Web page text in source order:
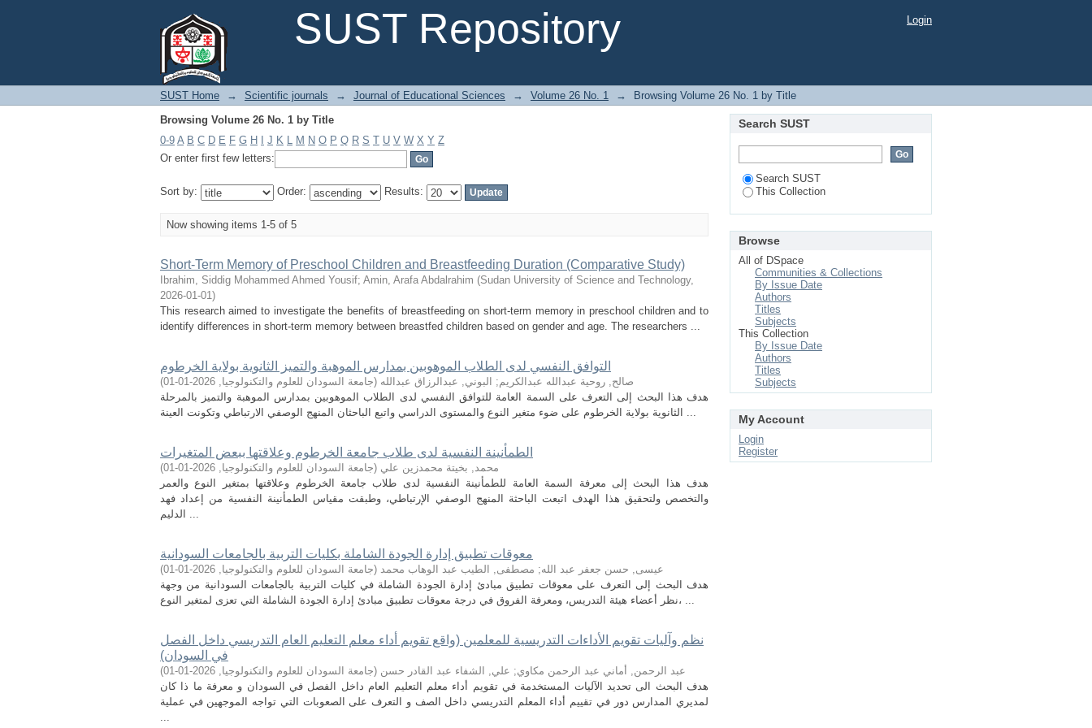
SUST Repository
Login
SUST Home → Scientific journals → Journal of Educational Sciences → Volume 26 No. 1 →
Browsing Volume 26 No. 1 by Title
Browsing Volume 26 No. 1 by Title
0-9 A B C D E F G H J K L M N O P Q R S T U V W X Y Z
Or enter first few letters:
Sort by: Order: Results:
Now showing items 1-5 of 5
Short-Term Memory of Preschool Children and Breastfeeding Duration (Comparative Study)
Ibrahim, Siddig Mohammed Ahmed Yousif; Amin, Arafa Abdalrahim (Sudan University of Science and Technology,
2026-01-01)
This research aimed to investigate the benefits of breastfeeding on short-term memory in preschool children and to
identify differences in short-term memory between breastfed children based on gender and age. The researchers ...
التوافق النفسي لدى الطلاب الموهوبين بمدارس الموهبة والتميز الثانوية بولاية الخرطوم
صالح, روحية عبدالله عبدالكريم; البوني, عبدالرزاق عبدالله (جامعة السودان للعلوم والتكنولوجيا,
2026-01-01
)
هدف هذا البحث إلى التعرف على السمة العامة للتوافق النفسي لدى الطلاب الموهوبين بمدارس الموهبة والتميز بالمرحلة
الثانوية بولاية الخرطوم على ضوء متغير النوع والمستوى الدراسي واتبع الباحثان المنهج الوصفي الارتباطي وتكونت العينة ...
الطمأنينة النفسية لدى طلاب جامعة الخرطوم وعلاقتها ببعض المتغيرات
محمد, بخيتة محمدزين علي (جامعة السودان للعلوم والتكنولوجيا,
2026-01-01
)
هدف هذا البحث إلى معرفة السمة العامة للطمأنينة النفسية لدى طلاب جامعة الخرطوم وعلاقتها بمتغير النوع والعمر
والتخصص ولتحقيق هذا الهدف اتبعت الباحثة المنهج الوصفي الإرتباطي، وطبقت مقياس الطمأنينة النفسية من إعداد فهد
الدليم ...
معوقات تطبيق إدارة الجودة الشاملة بكليات التربية بالجامعات السودانية
عيسى, حسن جعفر عبد الله; مصطفى, الطيب عبد الوهاب محمد (جامعة السودان للعلوم والتكنولوجيا,
2026-01-01
)
هدف البحث إلى التعرف على معوقات تطبيق مبادئ إدارة الجودة الشاملة في كليات التربية بالجامعات السودانية من وجهة
نظر أعضاء هيئة التدريس، ومعرفة الفروق في درجة معوقات تطبيق مبادئ إدارة الجودة الشاملة التي تعزى لمتغير النوع، ...
نظم وآليات تقويم الأداءات التدريسية للمعلمين (واقع تقويم أداء معلم التعليم العام التدريسي داخل الفصل
في السودان)
عبد الرحمن, أماني عبد الرحمن مكاوي; علي, الشفاء عبد القادر حسن (جامعة السودان للعلوم والتكنولوجيا,
2026-01-01
)
هدف البحث الى تحديد الآليات المستخدمة في تقويم أداء معلم التعليم العام داخل الفصل في السودان و معرفة ما ذا كان
لمديري المدارس دور في تقييم أداء المعلم التدريسي داخل الصف و التعرف على الصعوبات التي تواجه الموجهين في عملية
...
Search SUST
Search SUST
This Collection
Browse
All of DSpace
Communities & Collections
By Issue Date
Authors
Titles
Subjects
This Collection
By Issue Date
Authors
Titles
Subjects
My Account
Login
Register